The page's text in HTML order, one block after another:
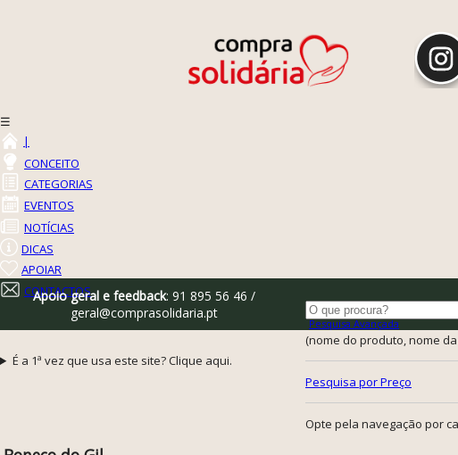
☰
|
CONCEITO
CATEGORIAS
EVENTOS
NOTÍCIAS
DICAS
APOIAR
CONTACTOS
Pesquisa Avançada
(nome do produto, nome
Pesquisa por Preço
Opte pela navegação por
Apoio geral e feedback: 91 895 56 46 /
geral@comprasolidaria.pt
É a 1ª vez que usa este site? Clique aqui.